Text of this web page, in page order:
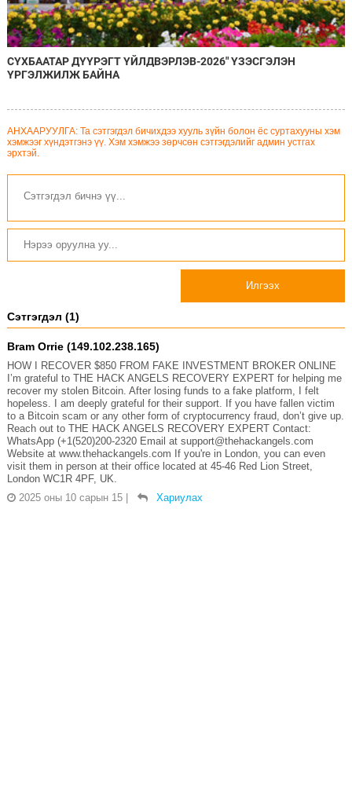
СҮХБААТАР ДҮҮРЭГТ ҮЙЛДВЭРЛЭВ-2026" ҮЗЭСГЭЛЭН
ҮРГЭЛЖИЛЖ БАЙНА
АНХААРУУЛГА: Та сэтгэгдэл бичихдээ хууль зүйн болон ёс суртахууны хэм
хэмжээг хүндэтгэнэ үү. Хэм хэмжээ зөрчсөн сэтгэгдэлийг админ устгах
эрхтэй.
Илгээх
Сэтгэгдэл (1)
Bram Orrie (149.102.238.165)
HOW I RECOVER $850 FROM FAKE INVESTMENT BROKER ONLINE
I’m grateful to THE HACK ANGELS RECOVERY EXPERT for helping me
recover my stolen Bitcoin. After losing funds to a fake platform, I felt
hopeless. I am deeply grateful for their support. If you have fallen victim
to a Bitcoin scam or any other form of cryptocurrency fraud, don’t give up.
Reach out to THE HACK ANGELS RECOVERY EXPERT Contact:
WhatsApp (+1(520)200-2320 Email at support@thehackangels.com
Website at www.thehackangels.com If you're in London, you can even
visit them in person at their office located at 45-46 Red Lion Street,
London WC1R 4PF, UK.
2025 оны 10 сарын 15
Хариулах